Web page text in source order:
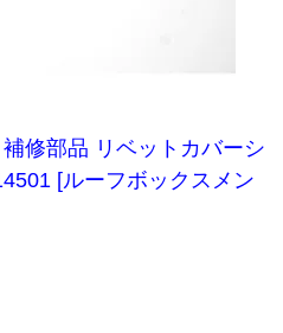
修部品 リベットカバーシ
[ルーフボックスメン